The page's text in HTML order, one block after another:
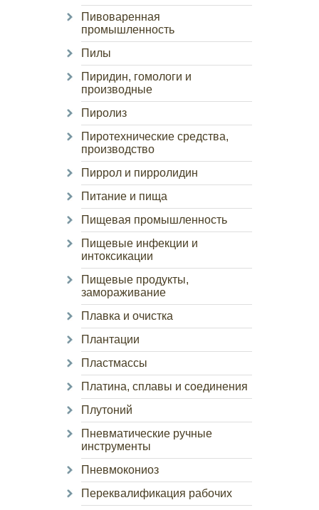
Пивоваренная
промышленность
Пилы
Пиридин, гомологи и
производные
Пиролиз
Пиротехнические средства,
производство
Пиррол и пирролидин
Питание и пища
Пищевая промышленность
Пищевые инфекции и
интоксикации
Пищевые продукты,
замораживание
Плавка и очистка
Плантации
Пластмассы
Платина, сплавы и соединения
Плутоний
Пневматические ручные
инструменты
Пневмокониоз
Переквалификация рабочих